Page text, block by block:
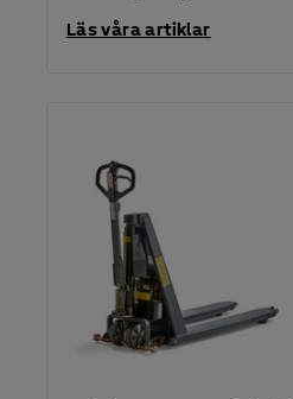
Läs våra artiklar